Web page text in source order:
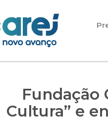
Fundação
Cultura” e